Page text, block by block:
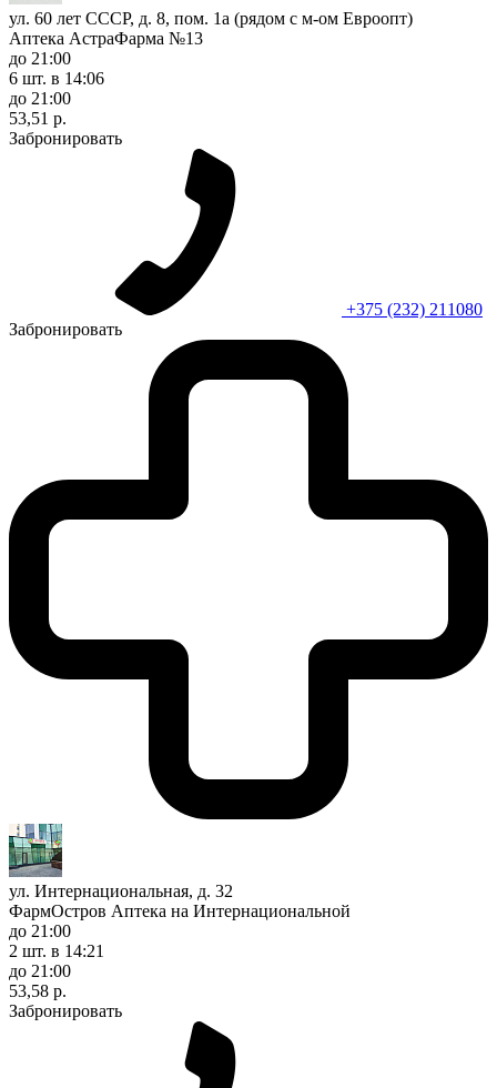
ул. 60 лет СССР, д. 8, пом. 1а (рядом с м-ом Евроопт)
Аптека АстраФарма №13
до 21:00
6 шт. в 14:06
до 21:00
53,51 р.
Забронировать
+375 (232) 211080
Забронировать
ул. Интернациональная, д. 32
ФармОстров Аптека на Интернациональной
до 21:00
2 шт. в 14:21
до 21:00
53,58 р.
Забронировать